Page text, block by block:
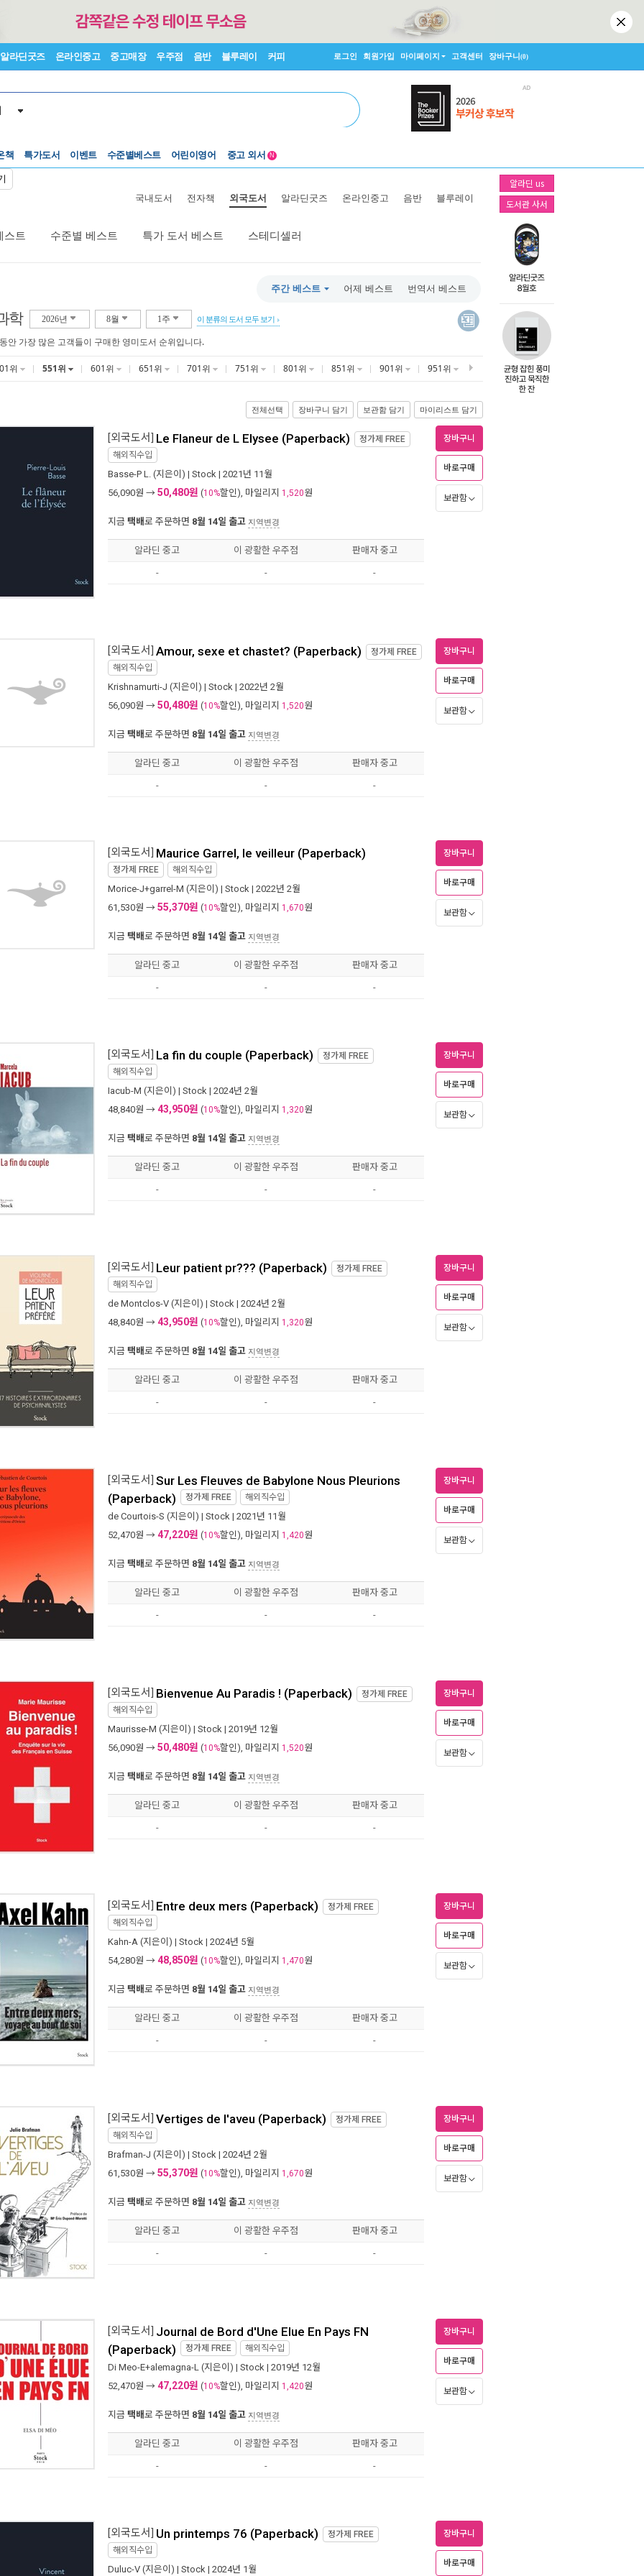
알라딘굿즈 온라인중고 중고매장 우주점 음반 블루레이 커피 로그인 회원가입 마이페이지 고객센터 장바구니(0)
책 특가도서 이벤트
Lexile®
어린이영어
5백원부터
N
알라딘 us
도서관 사서
국내도서 전자책 외국도서 알라딘굿즈 온라인중고 음반 블루레이
스트 수준별 베스트 특가 도서 베스트 스테디셀러
주간 베스트 어제 베스트 번역서 베스트
학 2026년 8월 1주 이 분류의 도서 모두 보기
안 가장 많은 고객들이 구매한 영미도서 순위입니다.
위 551위 601위 651위 701위 751위 801위 851위 901위 951위
전체선택 장바구니 담기 보관함 담기 마이리스트 담기
[외국도서] Le Flaneur de L Elysee (Paperback) 정가제 FREE
해외직수입
Basse-P L. (지은이) | Stock | 2021년 11월
56,090원 → 50,480원 (10%할인), 마일리지 1,520원
지금 택배로 주문하면 8월 14일 출고 지역변경
장바구니
바로구매
보관함
알라딘 중고 이 광활한 우주점 판매자 중고
- - -
[외국도서] Amour, sexe et chastet? (Paperback) 정가제 FREE
해외직수입
Krishnamurti-J (지은이) | Stock | 2022년 2월
56,090원 → 50,480원 (10%할인), 마일리지 1,520원
지금 택배로 주문하면 8월 14일 출고 지역변경
장바구니
바로구매
보관함
알라딘 중고 이 광활한 우주점 판매자 중고
- - -
[외국도서] Maurice Garrel, le veilleur (Paperback)
정가제 FREE 해외직수입
Morice-J+garrel-M (지은이) | Stock | 2022년 2월
61,530원 → 55,370원 (10%할인), 마일리지 1,670원
지금 택배로 주문하면 8월 14일 출고 지역변경
장바구니
바로구매
보관함
알라딘 중고 이 광활한 우주점 판매자 중고
- - -
[외국도서] La fin du couple (Paperback) 정가제 FREE
해외직수입
Iacub-M (지은이) | Stock | 2024년 2월
48,840원 → 43,950원 (10%할인), 마일리지 1,320원
지금 택배로 주문하면 8월 14일 출고 지역변경
장바구니
바로구매
보관함
알라딘 중고 이 광활한 우주점 판매자 중고
- - -
[외국도서] Leur patient pr??? (Paperback) 정가제 FREE
해외직수입
de Montclos-V (지은이) | Stock | 2024년 2월
48,840원 → 43,950원 (10%할인), 마일리지 1,320원
지금 택배로 주문하면 8월 14일 출고 지역변경
장바구니
바로구매
보관함
알라딘 중고 이 광활한 우주점 판매자 중고
- - -
[외국도서] Sur Les Fleuves de Babylone Nous Pleurions
(Paperback) 정가제 FREE 해외직수입
de Courtois-S (지은이) | Stock | 2021년 11월
52,470원 → 47,220원 (10%할인), 마일리지 1,420원
지금 택배로 주문하면 8월 14일 출고 지역변경
장바구니
바로구매
보관함
알라딘 중고 이 광활한 우주점 판매자 중고
- - -
[외국도서] Bienvenue Au Paradis ! (Paperback) 정가제 FREE
해외직수입
Maurisse-M (지은이) | Stock | 2019년 12월
56,090원 → 50,480원 (10%할인), 마일리지 1,520원
지금 택배로 주문하면 8월 14일 출고 지역변경
장바구니
바로구매
보관함
알라딘 중고 이 광활한 우주점 판매자 중고
- - -
[외국도서] Entre deux mers (Paperback) 정가제 FREE
해외직수입
Kahn-A (지은이) | Stock | 2024년 5월
54,280원 → 48,850원 (10%할인), 마일리지 1,470원
지금 택배로 주문하면 8월 14일 출고 지역변경
장바구니
바로구매
보관함
알라딘 중고 이 광활한 우주점 판매자 중고
- - -
[외국도서] Vertiges de l'aveu (Paperback) 정가제 FREE
해외직수입
Brafman-J (지은이) | Stock | 2024년 2월
61,530원 → 55,370원 (10%할인), 마일리지 1,670원
지금 택배로 주문하면 8월 14일 출고 지역변경
장바구니
바로구매
보관함
알라딘 중고 이 광활한 우주점 판매자 중고
- - -
[외국도서] Journal de Bord d'Une Elue En Pays FN
(Paperback) 정가제 FREE 해외직수입
Di Meo-E+alemagna-L (지은이) | Stock | 2019년 12월
52,470원 → 47,220원 (10%할인), 마일리지 1,420원
지금 택배로 주문하면 8월 14일 출고 지역변경
장바구니
바로구매
보관함
알라딘 중고 이 광활한 우주점 판매자 중고
- - -
[외국도서] Un printemps 76 (Paperback) 정가제 FREE
해외직수입
Duluc-V (지은이) | Stock | 2024년 1월
장바구니
바로구매